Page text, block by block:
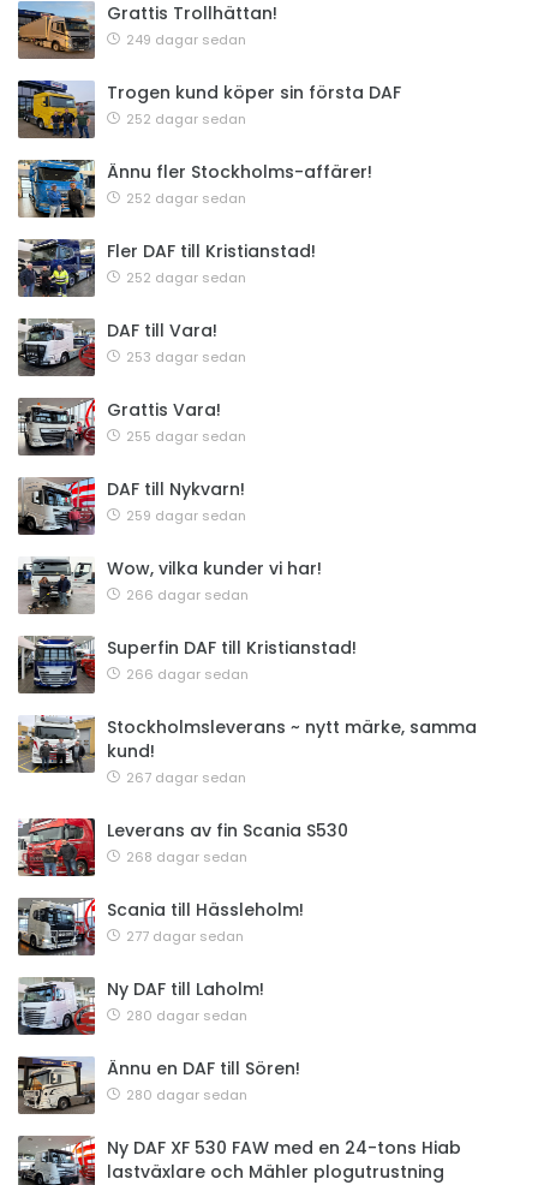
Grattis Trollhättan!
249 dagar sedan
Trogen kund köper sin första DAF
252 dagar sedan
Ännu fler Stockholms-affärer!
252 dagar sedan
Fler DAF till Kristianstad!
252 dagar sedan
DAF till Vara!
253 dagar sedan
Grattis Vara!
255 dagar sedan
DAF till Nykvarn!
259 dagar sedan
Wow, vilka kunder vi har!
266 dagar sedan
Superfin DAF till Kristianstad!
266 dagar sedan
Stockholmsleverans ~ nytt märke, samma
kund!
267 dagar sedan
Leverans av fin Scania S530
268 dagar sedan
Scania till Hässleholm!
277 dagar sedan
Ny DAF till Laholm!
280 dagar sedan
Ännu en DAF till Sören!
280 dagar sedan
Ny DAF XF 530 FAW med en 24-tons Hiab
lastväxlare och Mähler plogutrustning